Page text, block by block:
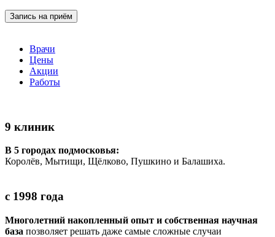
Запись на приём
Врачи
Цены
Акции
Работы
9 клиник
В 5 городах подмосковья:
Королёв, Мытищи, Щёлково, Пушкино и Балашиха.
с 1998 года
Многолетний накопленный опыт и собственная научная
база позволяет решать даже самые сложные случаи